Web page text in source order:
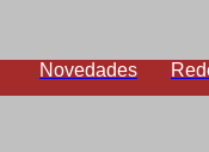
Novedades